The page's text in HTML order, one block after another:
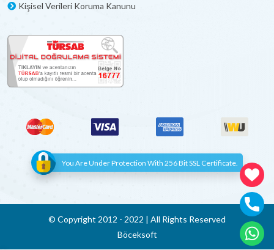
Gelirken Yanımızda Neler Getirmeliyiz?
Sadece özel eşyalarınızı yanınızda getirmeniz yeterli
olacaktır. Çarşaf, Nevresim takımı vs. ürünlerin tamamı
villalarda mevcuttur. Şampuan, plaj havlusu vs. özel
eşyalarınızı kiralık villanıza gelirken yanınızda getirebilirsiniz.
Kiralık Villalarda kişi kapasiteleri, yatak kapasitesiyle aynıdır,
bu sebeple villaların açıklama kısmında belirtilmiş olan
Villalardaki kişi kapasitelerine çocuklarda dâhil edilmektedir.
Villaların temizlikleri sizin villaya giriş-çıkış saatleriniz
arasındaki zaman diliminde yapılmaktadır. Haftalık
kiralamalarda, hafta içerisinde talep edilen ekstra temizlik
fiyata dâhil değildir. Bir haftadan uzun süreli konaklamalarda
Kişisel Verileri Koruma Kanunu
You Are Under Protection With 256 Bit SSL Certificate.
© Copyright 2012 - 2022 | All Rights Reserved
Böceksoft